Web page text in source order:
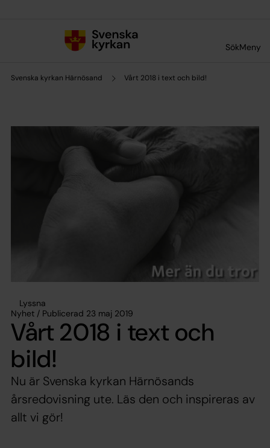
SökMeny
Svenska kyrkan Härnösand Vårt 2018 i text och bild!
Lyssna
Nyhet / Publicerad 23 maj 2019
Vårt 2018 i text och
bild!
Nu är Svenska kyrkan Härnösands
årsredovisning ute. Läs den och inspireras av
allt vi gör!